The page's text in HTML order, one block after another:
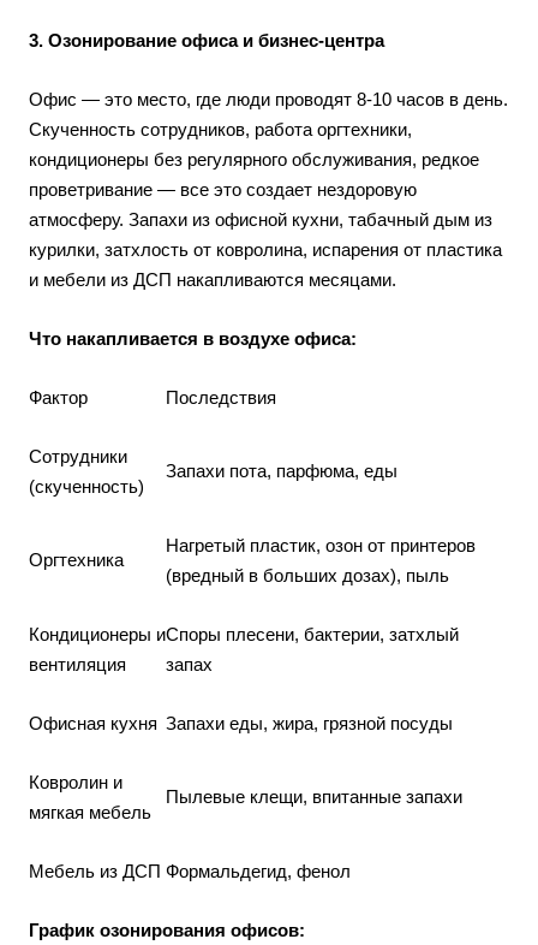
3. Озонирование офиса и бизнес-центра
Офис — это место, где люди проводят 8-10 часов в день.
Скученность сотрудников, работа оргтехники,
кондиционеры без регулярного обслуживания, редкое
проветривание — все это создает нездоровую
атмосферу. Запахи из офисной кухни, табачный дым из
курилки, затхлость от ковролина, испарения от пластика
и мебели из ДСП накапливаются месяцами.
Что накапливается в воздухе офиса:
Фактор Последствия
Сотрудники
(скученность)
Запахи пота, парфюма, еды
Оргтехника
Нагретый пластик, озон от принтеров
(вредный в больших дозах), пыль
Кондиционеры и
вентиляция
Споры плесени, бактерии, затхлый
запах
Офисная кухня Запахи еды, жира, грязной посуды
Ковролин и
мягкая мебель
Пылевые клещи, впитанные запахи
Мебель из ДСП Формальдегид, фенол
График озонирования офисов: